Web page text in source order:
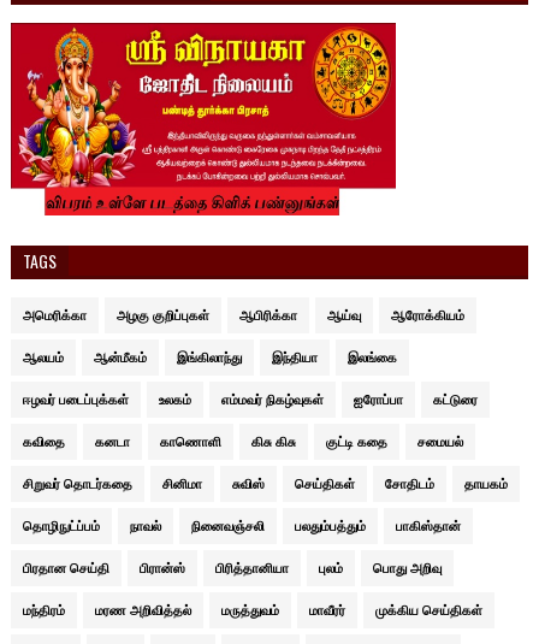
TAGS
அமெரிக்கா அழகு குறிப்புகள் ஆபிரிக்கா ஆய்வு ஆரோக்கியம்
ஆலயம் ஆன்மீகம் இங்கிலாந்து இந்தியா இலங்கை
ஈழவர் படைப்புக்கள் உலகம் எம்மவர் நிகழ்வுகள் ஐரோப்பா கட்டுரை
கவிதை கனடா காணொளி கிசு கிசு குட்டி கதை சமையல்
சிறுவர் தொடர்கதை சினிமா சுவிஸ் செய்திகள் சோதிடம் தாயகம்
தொழிநுட்ப்பம் நாவல் நினைவஞ்சலி பலதும்பத்தும் பாகிஸ்தான்
பிரதான செய்தி பிரான்ஸ் பிரித்தானியா புலம் பொது அறிவு
மந்திரம் மரண அறிவித்தல் மருத்துவம் மாவீரர் முக்கிய செய்திகள்